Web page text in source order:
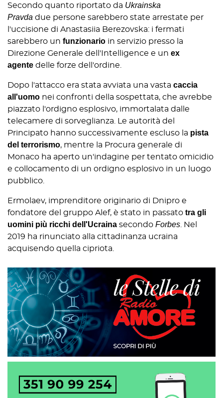
Secondo quanto riportato da Ukrainska
Pravda due persone sarebbero state arrestate per
l'uccisione di Anastasiia Berezovska: i fermati
sarebbero un funzionario in servizio presso la
Direzione Generale dell'Intelligence e un ex
agente delle forze dell'ordine.
Dopo l'attacco era stata avviata una vasta caccia
all'uomo nei confronti della sospettata, che avrebbe
piazzato l'ordigno esplosivo, immortalata dalle
telecamere di sorveglianza. Le autorità del
Principato hanno successivamente escluso la pista
del terrorismo, mentre la Procura generale di
Monaco ha aperto un'indagine per tentato omicidio
e collocamento di un ordigno esplosivo in un luogo
pubblico.
Ermolaev, imprenditore originario di Dnipro e
fondatore del gruppo Alef, è stato in passato tra gli
uomini più ricchi dell'Ucraina secondo Forbes . Nel
2019 ha rinunciato alla cittadinanza ucraina
acquisendo quella cipriota.